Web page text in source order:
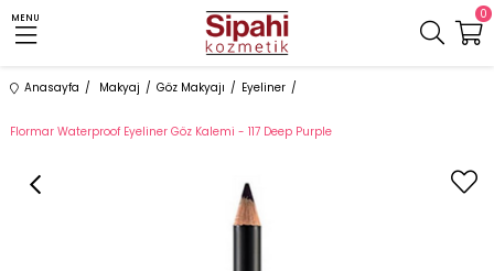
MENU 0
Anasayfa Makyaj Göz Makyajı Eyeliner
Flormar Waterproof Eyeliner Göz Kalemi - 117 Deep Purple